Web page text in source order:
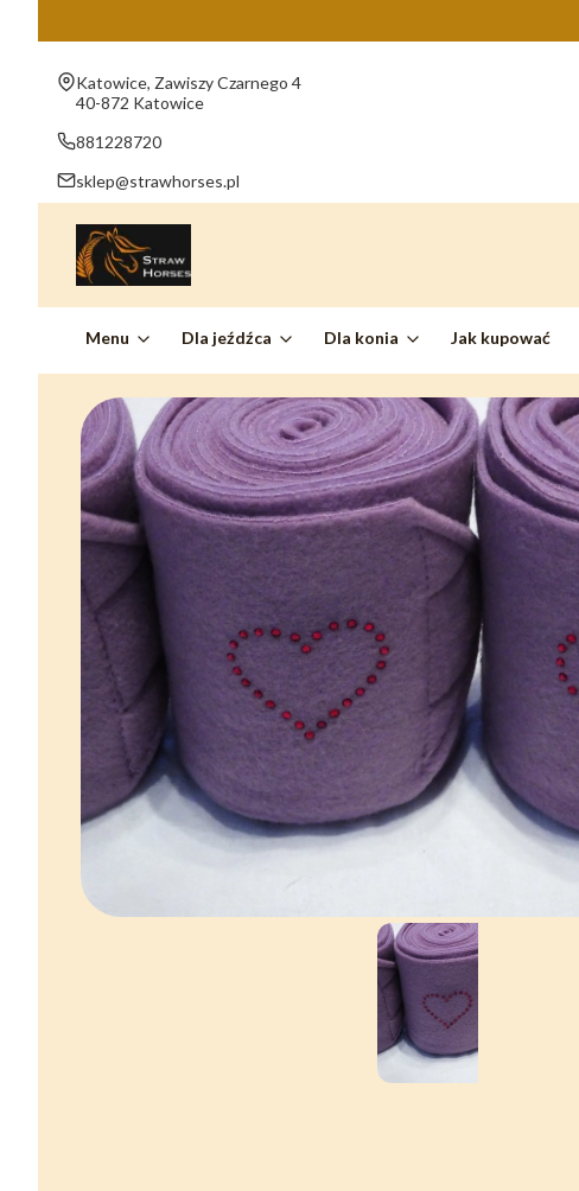
Adres:
Katowice, Zawiszy Czarnego 4
40-872 Katowice
881228720
sklep@strawhorses.pl
Menu Dla jeźdźca Dla konia Jak kupować